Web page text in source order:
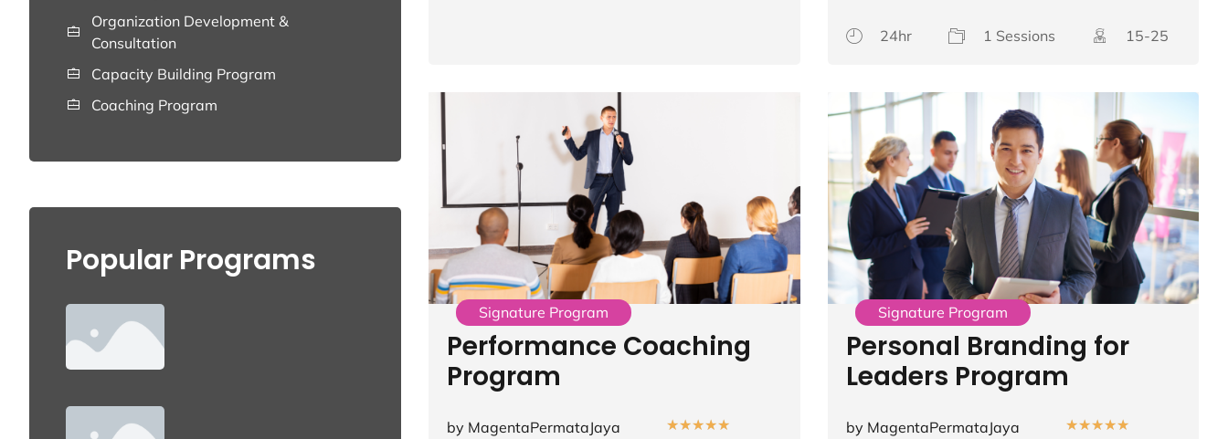
Organization Development &
Consultation
Capacity Building Program
Coaching Program
Popular Programs
24hr 1 Sessions 15-25
Signature Program
Performance Coaching
Program
by MagentaPermataJaya ★★★★★
Signature Program
Personal Branding for
Leaders Program
by MagentaPermataJaya ★★★★★